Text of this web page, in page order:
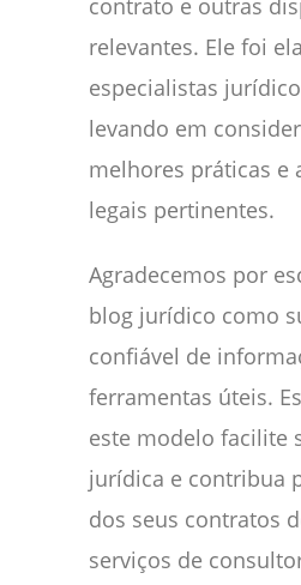
contrato e outras
relevantes. Ele foi
especialistas
levando em
melhores práticas e
legais pertinentes.
Agradecemos por
blog jurídico como
confiável de
ferramentas úteis.
este modelo facilite
jurídica e contribua
dos seus contratos
serviços de